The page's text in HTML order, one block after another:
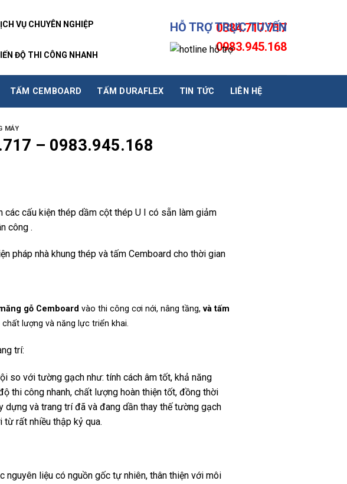
VỤ CHUYÊN NGHIỆP
ĐỘ THI CÔNG NHANH
HỖ TRỢ TRỰC TUYẾN
0384.717.717
0983.945.168
TẤM CEMBOARD TẤM DURAFLEX TIN TỨC LIÊN HỆ
MÁY
– 0983.945.168
các cấu kiện thép dầm cột thép U I có sẵn làm giảm
công .
pháp nhà khung thép và tấm Cemboard cho thời gian
gỗ Cemboard vào thi công cơi nới, nâng tầng, và tấm
lượng và năng lực triển khai.
trí:
so với tường gạch như: tính cách âm tốt, khả năng
thi công nhanh, chất lượng hoàn thiện tốt, đồng thời
và trang trí đã và đang dần thay thế tường gạch
rất nhiều thập kỷ qua.
liệu có nguồn gốc tự nhiên, thân thiện với môi